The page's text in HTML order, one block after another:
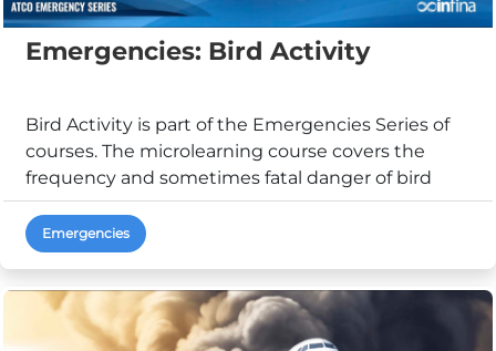
Emergencies: Bird Activity
Bird Activity is part of the Emergencies Series of
courses. The microlearning course covers the
frequency and sometimes fatal danger of bird
strike...
Emergencies